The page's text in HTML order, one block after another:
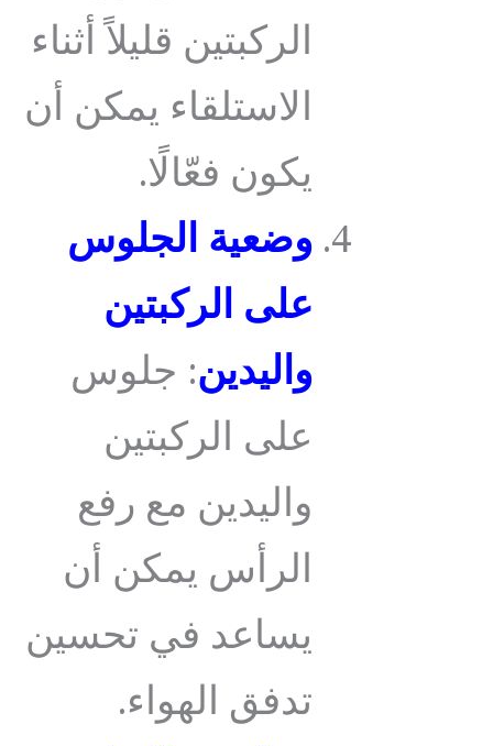
الركبتين قليلاً أثناء
الاستلقاء يمكن أن
يكون فعّالًا.
وضعية الجلوس
على الركبتين
واليدين: جلوس
على الركبتين
واليدين مع رفع
الرأس يمكن أن
يساعد في تحسين
تدفق الهواء.